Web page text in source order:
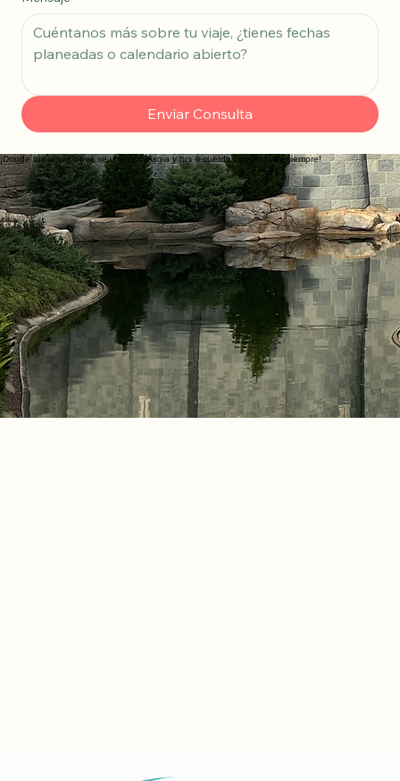
Mensaje
Enviar Consulta
¡Donde tus vacaciones se vuelven magia y tus recuerdos duran para siempre!